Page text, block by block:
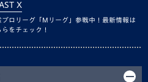
X
プロリーグ「Mリーグ」参戦中！最新情報は
らをチェック！